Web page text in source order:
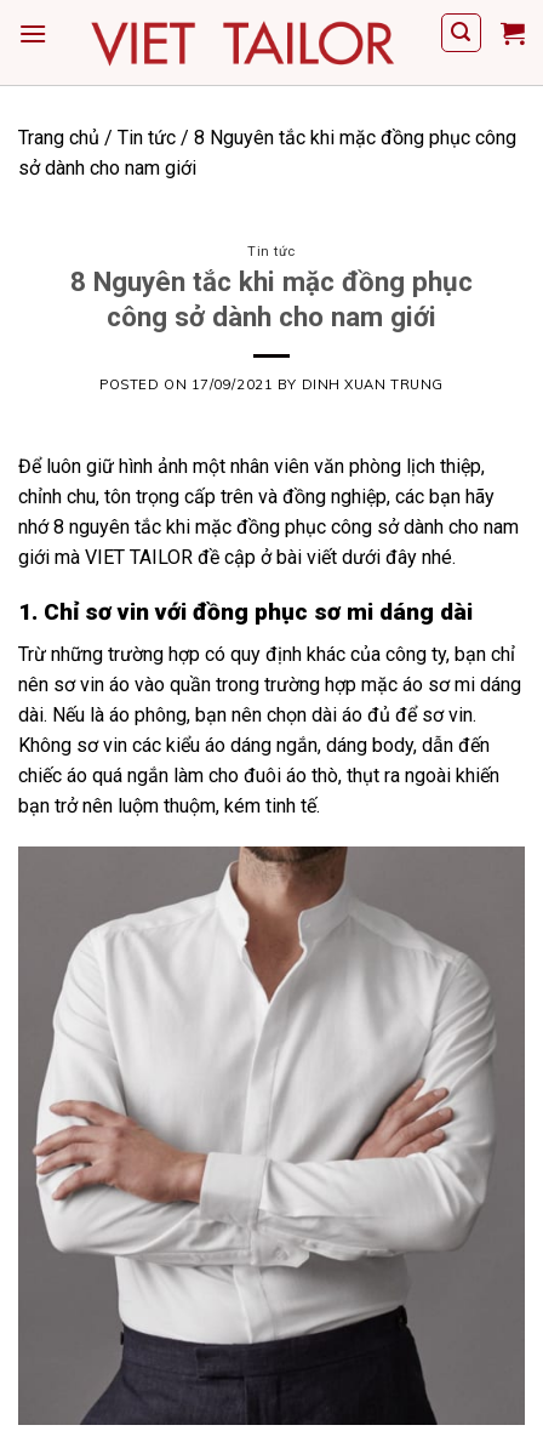
Trang chủ / Tin tức / 8 Nguyên tắc khi mặc đồng phục công
sở dành cho nam giới
Tin tức
8 Nguyên tắc khi mặc đồng phục
công sở dành cho nam giới
POSTED ON 17/09/2021 BY DINH XUAN TRUNG
Để luôn giữ hình ảnh một nhân viên văn phòng lịch thiệp,
chỉnh chu, tôn trọng cấp trên và đồng nghiệp, các bạn hãy
nhớ 8 nguyên tắc khi mặc đồng phục công sở dành cho nam
giới mà VIET TAILOR đề cập ở bài viết dưới đây nhé.
1. Chỉ sơ vin với đồng phục sơ mi dáng dài
Trừ những trường hợp có quy định khác của công ty, bạn chỉ
nên sơ vin áo vào quần trong trường hợp mặc áo sơ mi dáng
dài. Nếu là áo phông, bạn nên chọn dài áo đủ để sơ vin.
Không sơ vin các kiểu áo dáng ngắn, dáng body, dẫn đến
chiếc áo quá ngắn làm cho đuôi áo thò, thụt ra ngoài khiến
bạn trở nên luộm thuộm, kém tinh tế.